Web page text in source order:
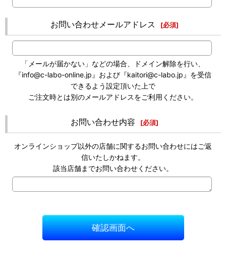
お問い合わせメールアドレス [必須]
「メールが届かない」などの場合、ドメイン解除を行い、
『info@c-labo-online.jp』および『kaitori@c-labo.jp』を受信
できるよう設定頂いた上で
ご注文時とは別のメールアドレスをご利用ください。
お問い合わせ内容 [必須]
オンラインショップ以外の店舗に関するお問い合わせにはご返
信いたしかねます。
該当店舗までお問い合わせください。
確認画面へ